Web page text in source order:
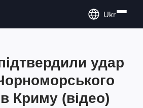
Ukr
удар
Криму (відео)